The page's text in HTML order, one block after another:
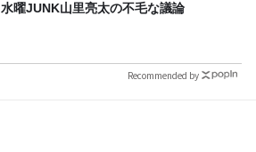
水曜JUNK山里亮太の不毛な議論
Recommended by